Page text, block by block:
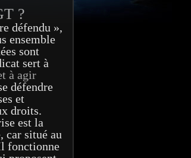
?
défendu »,
ensemble
sont
sert à
à agir
défendre
et
droits.
est la
car situé au
fonctionne